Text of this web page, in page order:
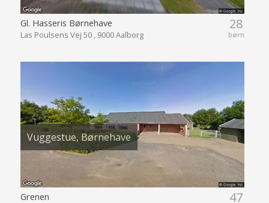
28
børn
Gl. Hasseris Børnehave
Las Poulsens Vej 50 , 9000 Aalborg
Vuggestue, Børnehave
47
Grenen